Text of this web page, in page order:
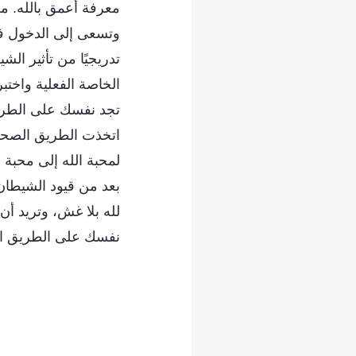
معرفة أعمق بالله.
وتسعى إلى الدخول
تدريجيًا من تأثير
الخاصة الفعلية
تجد نفسك على
اتخذت الطريق
لمحبة الله إلى
بعد من قيود
لله بلا غش، وتريد
نفسك على الطريق